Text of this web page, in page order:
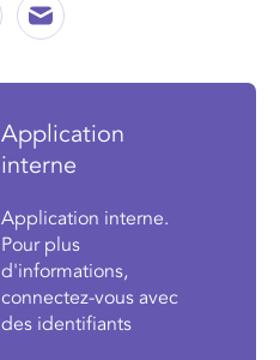
Application
interne
Application interne.
Pour plus
d'informations,
connectez-vous avec
des identifiants